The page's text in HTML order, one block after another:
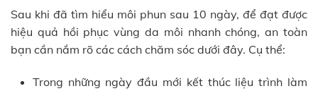
Sau khi đã tìm hiểu môi phun sau 10 ngày, để đạt được
hiệu quả hồi phục vùng da môi nhanh chóng, an toàn
bạn cần nắm rõ các cách chăm sóc dưới đây. Cụ thể:
Trong những ngày đầu mới kết thúc liệu trình làm